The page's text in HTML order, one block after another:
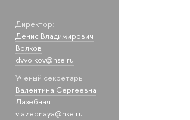
Директор:
Денис Владимирович
Волков
dvvolkov@hse.ru
Ученый секретарь:
Валентина Сергеевна
Лазебная
vlazebnaya@hse.ru